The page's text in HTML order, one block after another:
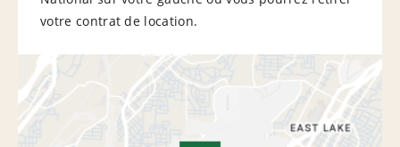
votre contrat de location.